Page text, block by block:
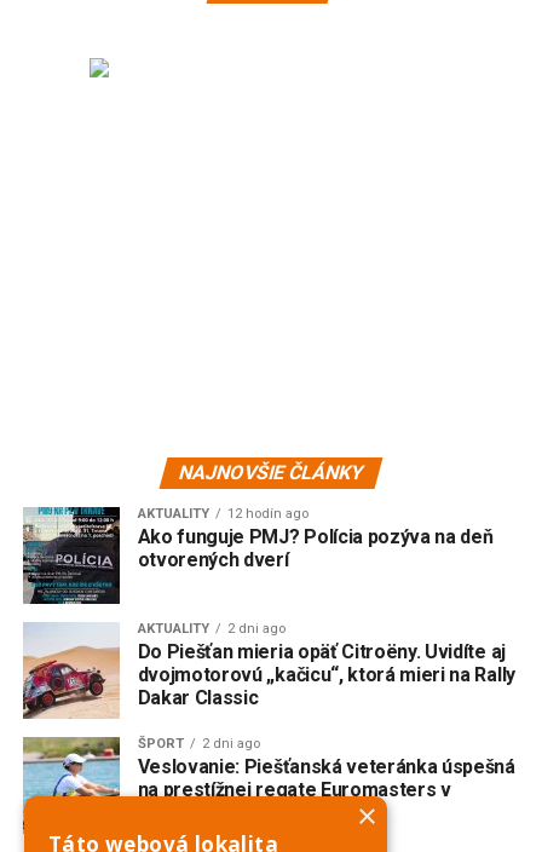
NAJNOVŠIE ČLÁNKY
AKTUALITY 12 hodín ago
Ako funguje PMJ? Polícia pozýva na deň
otvorených dverí
AKTUALITY 2 dni ago
Do Piešťan mieria opäť Citroëny. Uvidíte aj
dvojmotorovú „kačicu“, ktorá mieri na Rally
Dakar Classic
ŠPORT 2 dni ago
Veslovanie: Piešťanská veteránka úspešná
na prestížnej regate Euromasters v
×
Táto webová lokalita